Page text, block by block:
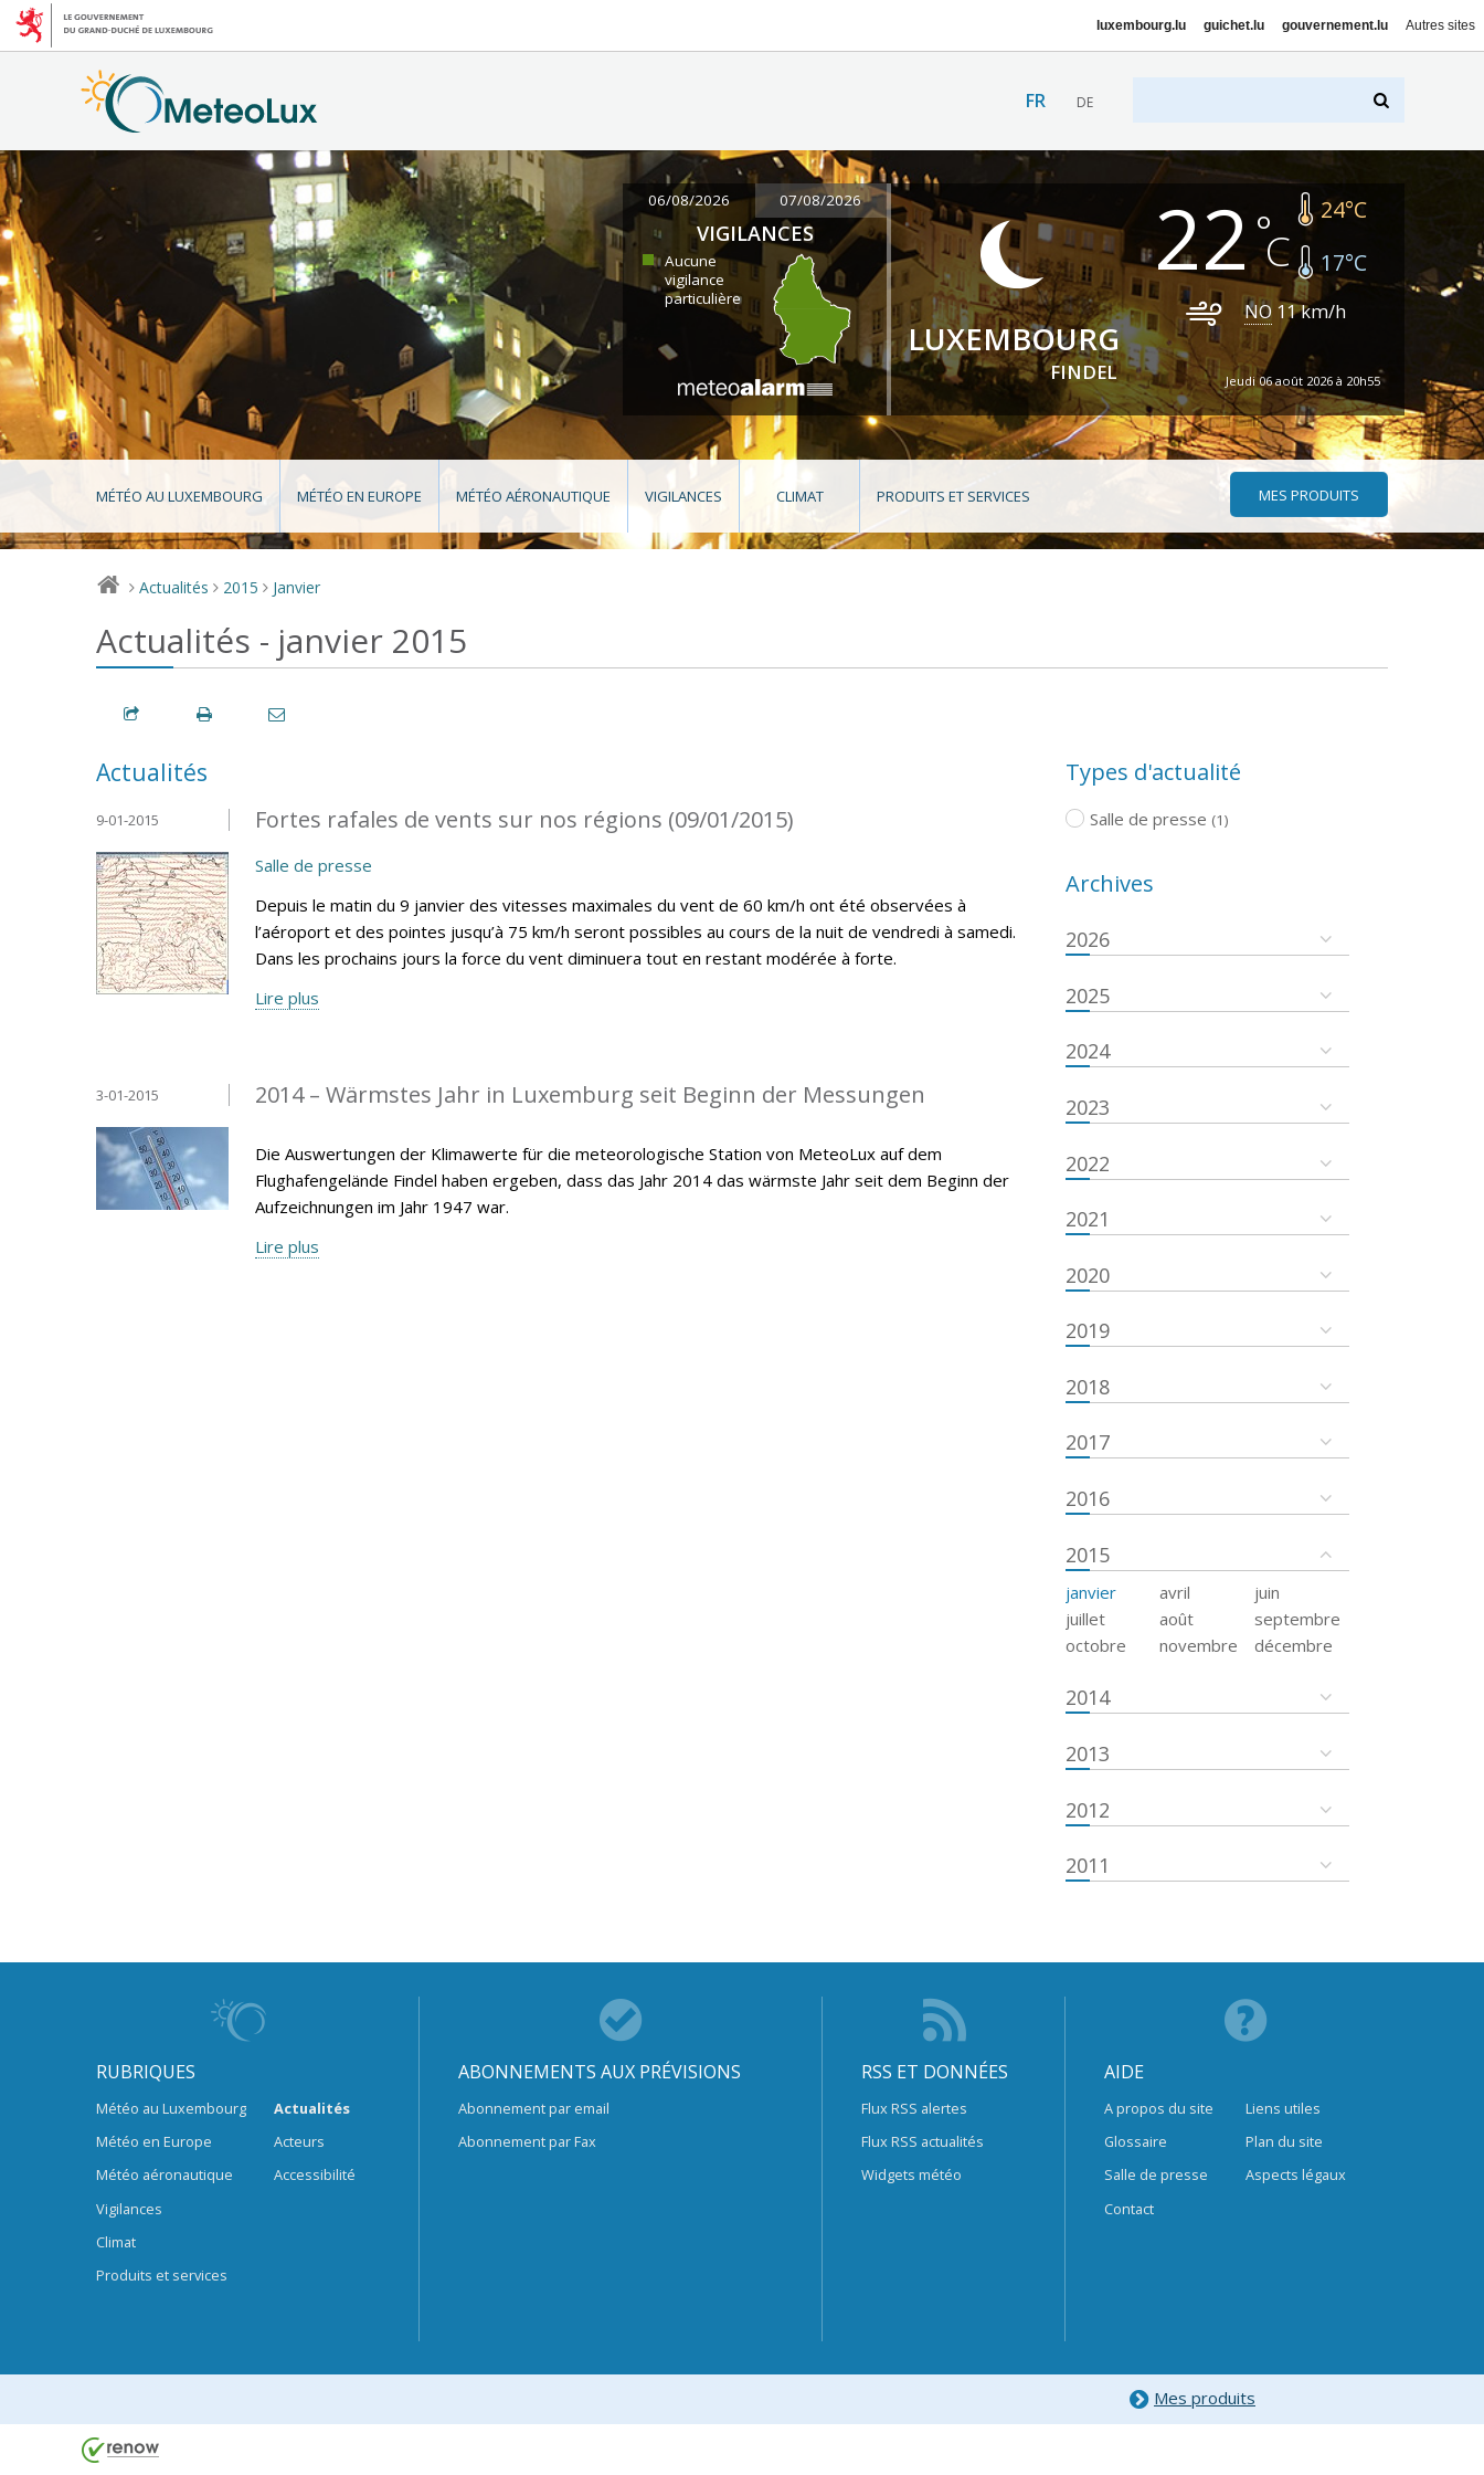
luxembourg.lu guichet.lu gouvernement.lu Autres sites
FR DE
06/08/2026 07/08/2026
VIGILANCES
Aucune
vigilance
particulière
LUXEMBOURG
FINDEL
22 24°C
17°C
NO 11km/h
Jeudi 06 août 2026 à 20h55
MÉTÉO AU LUXEMBOURG MÉTÉO EN EUROPE MÉTÉO AÉRONAUTIQUE VIGILANCES CLIMAT PRODUITS ET SERVICES MES PRODUITS
> Actualités > 2015 > Janvier
Actualités - janvier 2015
Actualités
Fortes rafales de vents sur nos régions (09/01/2015)
9-01-2015
Salle de presse
Depuis le matin du 9 janvier des vitesses maximales du vent de 60 km/h ont été observées à
l’aéroport et des pointes jusqu’à 75 km/h seront possibles au cours de la nuit de vendredi à samedi.
Dans les prochains jours la force du vent diminuera tout en restant modérée à forte.
Lire plus
2014 – Wärmstes Jahr in Luxemburg seit Beginn der Messungen
3-01-2015
Die Auswertungen der Klimawerte für die meteorologische Station von MeteoLux auf dem
Flughafengelände Findel haben ergeben, dass das Jahr 2014 das wärmste Jahr seit dem Beginn der
Aufzeichnungen im Jahr 1947 war.
Lire plus
Types d'actualité
Salle de presse (1)
Archives
2026
2025
2024
2023
2022
2021
2020
2019
2018
2017
2016
2015
janvier avril
juin
juillet
août
septembre
octobre
novembre décembre
2014
2013
2012
2011
RUBRIQUES
Météo au Luxembourg
Météo en Europe
Météo aéronautique
Vigilances
Climat
Produits et services
Actualités
Acteurs
Accessibilité
ABONNEMENTS AUX PRÉVISIONS
Abonnement par email
Abonnement par Fax
RSS ET DONNÉES
Flux RSS alertes
Flux RSS actualités
Widgets météo
AIDE
A propos du site
Glossaire
Salle de presse
Contact
Liens utiles
Plan du site
Aspects légaux
Mes produits